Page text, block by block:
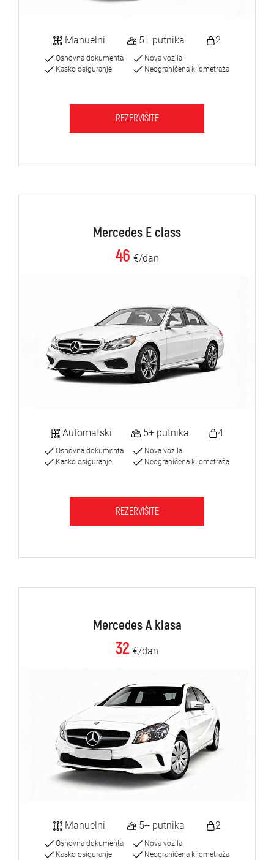
Manuelni 5+ putnika 2
Osnovna dokumenta
Kasko osiguranje
Nova vozila
Neograničena kilometraža
REZERVIŠITE
Mercedes E class
46 €/dan
Automatski 5+ putnika 4
Osnovna dokumenta
Kasko osiguranje
Nova vozila
Neograničena kilometraža
REZERVIŠITE
Mercedes A klasa
32 €/dan
Manuelni 5+ putnika 2
Osnovna dokumenta
Kasko osiguranje
Nova vozila
Neograničena kilometraža